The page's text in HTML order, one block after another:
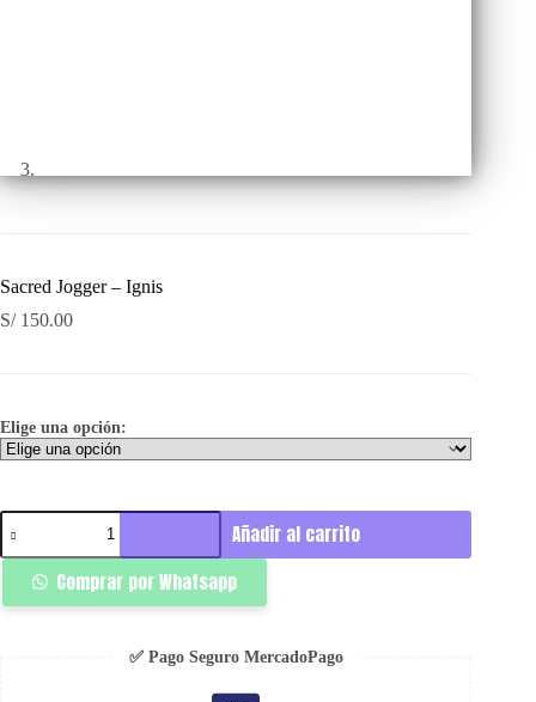
Sacred Jogger – Ignis
S/150.00
Elige una opción:
Sacred
Jogger
-
Ignis
cantidad
Añadir al carrito
Comprar por Whatsapp
✅ Pago Seguro MercadoPago